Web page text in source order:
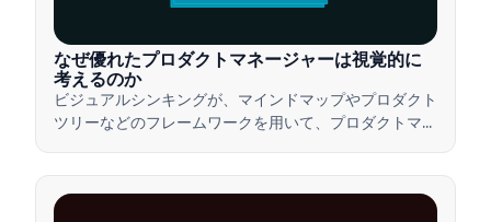
なぜ優れたプロダクトマネージャーは視覚的に
考えるのか
ビジュアルシンキングが、マインドマップやプロダクト
ツリーなどのフレームワークを用いて、プロダクトマネ
します。